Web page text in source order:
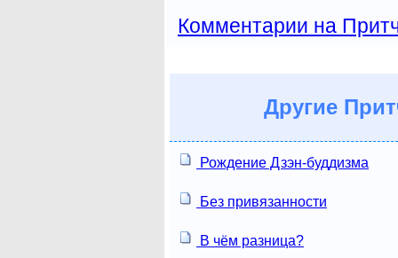
Комментарии на
Другие
Рождение Дзэн-буддизма
Без привязанности
В чём разница?